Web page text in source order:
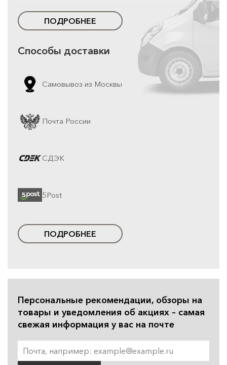
ПОДРОБНЕЕ
Способы доставки
Самовывоз из Москвы
Почта России
СДЭК
5Post
ПОДРОБНЕЕ
Персональные рекомендации, обзоры на
товары и уведомления об акциях – самая
свежая информация у вас на почте